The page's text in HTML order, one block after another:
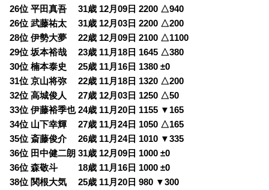
26位 平田真吾 31歳 12月09日 2200 △940
26位 武藤祐太 31歳 12月03日 2200 △200
28位 伊勢大夢 22歳 12月09日 2100 △1100
29位 坂本裕哉 23歳 11月18日 1645 △380
30位 楠本泰史 25歳 11月16日 1380 ±0
31位 京山将弥 22歳 11月18日 1320 △200
32位 高城俊人 27歳 12月03日 1250 △50
33位 伊藤裕季也 24歳 11月20日 1155 ▼165
34位 山下幸輝 27歳 11月24日 1050 △165
35位 斎藤俊介 26歳 11月24日 1010 ▼335
36位 田中健二朗 31歳 12月09日 1000 ±0
36位 森敬斗 18歳 11月16日 1000 ±0
38位 関根大気 25歳 11月20日 980 ▼300